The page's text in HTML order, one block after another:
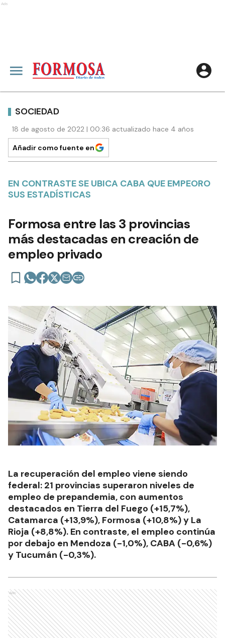
Ads
SOCIEDAD
18 de agosto de 2022 | 00:36 actualizado hace 4 años
Añadir como fuente en
EN CONTRASTE SE UBICA CABA QUE EMPEORO
SUS ESTADÍSTICAS
Formosa entre las 3 provincias
más destacadas en creación de
empleo privado
La recuperación del empleo viene siendo
federal: 21 provincias superaron niveles de
empleo de prepandemia, con aumentos
destacados en Tierra del Fuego (+15,7%),
Catamarca (+13,9%), Formosa (+10,8%) y La
Rioja (+8,8%). En contraste, el empleo continúa
por debajo en Mendoza (-1,0%), CABA (-0,6%)
y Tucumán (-0,3%).
Ads